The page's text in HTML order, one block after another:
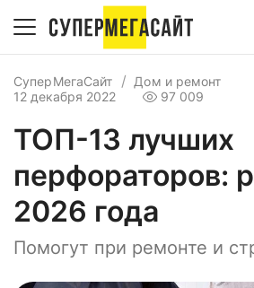
СуперМегаСайт
Дом и ремонт
12 декабря 2022
97 009
ТОП-13 лучших
перфораторов:
2026 года
Помогут при ремонте и